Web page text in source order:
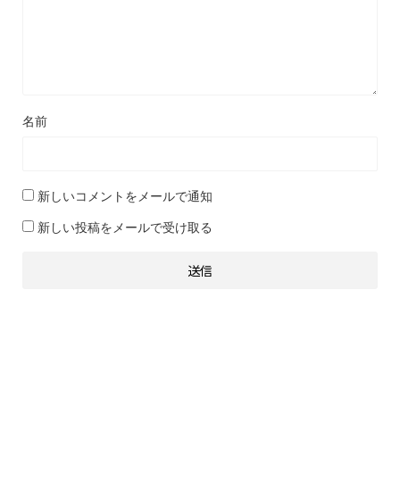
名前
新しいコメントをメールで通知
新しい投稿をメールで受け取る